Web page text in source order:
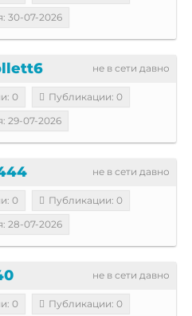
30-07-2026
не в сети давно
0
Публикации: 0
29-07-2026
не в сети давно
0
Публикации: 0
28-07-2026
не в сети давно
0
Публикации: 0